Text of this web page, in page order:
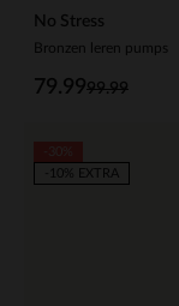
No Stress
Bronzen leren pumps
99.99
79.99
-10% EXTRA